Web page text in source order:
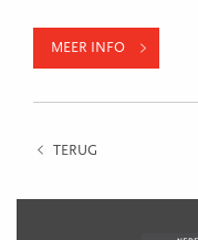
MEER INFO
TERUG